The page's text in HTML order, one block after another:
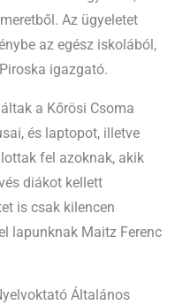
Az ügyeletet
az egész iskolából,
igazgató.
a Kőrösi Csoma
és laptopot, illetve
fel azoknak, akik
diákot kellett
is csak kilencen
lapunknak Maitz Ferenc
Általános